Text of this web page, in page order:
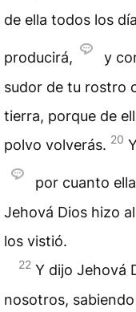
de ella todos los
producirá, y
sudor de tu rostro
tierra, porque de
polvo volverás. 20
por cuanto
Jehová Dios hizo
los vistió.
22 Y dijo Jehová
nosotros,